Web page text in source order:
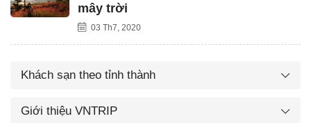
mây trời
03 Th7, 2020
Khách sạn theo tỉnh thành
Giới thiệu VNTRIP